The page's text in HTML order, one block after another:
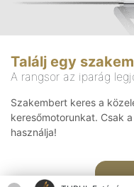
Találj egy
A rangsor az iparág
Szakembert keres a
keresőmotorunkat. Csak
használja!